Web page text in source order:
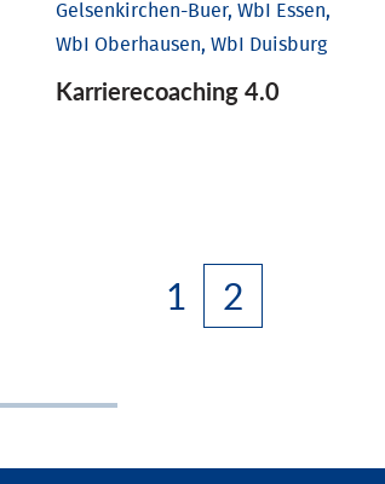
Gelsenkirchen-Buer, WbI Essen,
WbI Oberhausen, WbI Duisburg
Karriere­coaching 4.0
1 2